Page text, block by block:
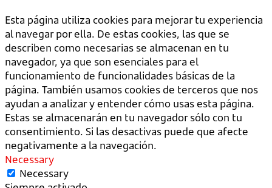
Esta página utiliza cookies para mejorar tu experiencia
al navegar por ella. De estas cookies, las que se
describen como necesarias se almacenan en tu
navegador, ya que son esenciales para el
funcionamiento de funcionalidades básicas de la
página. También usamos cookies de terceros que nos
ayudan a analizar y entender cómo usas esta página.
Estas se almacenarán en tu navegador sólo con tu
consentimiento. Si las desactivas puede que afecte
negativamente a la navegación.
Necessary
Necessary